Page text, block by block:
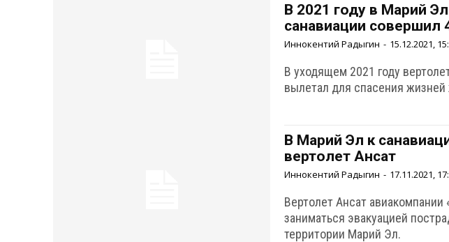
В 2021 году в Марий
санавиации совершил
Иннокентий Радыгин - 15.12.2021,
В уходящем 2021 году
вылетал для спасения
В Марий Эл к
вертолет Ансат
Иннокентий Радыгин - 17.11.2021,
Вертолет Ансат авиакомпании
заниматься эвакуацией
территории Марий Эл.